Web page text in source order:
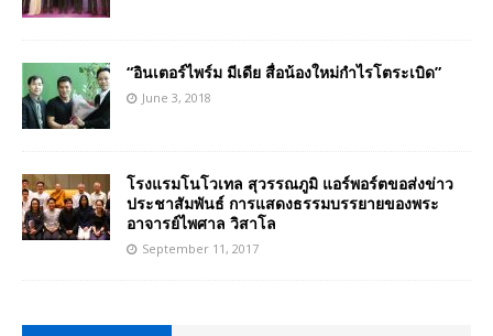
“อินเตอร์ไพร์ม มีเดีย สื่อน้องใหม่กำไรโตระเบิด”
June 3, 2018
โรงแรมโนโวเทล สุวรรณภูมิ แอร์พอร์ตขอส่งข่าว
ประชาสัมพันธ์ การแสดงธรรมบรรยายของพระ
อาจารย์ไพศาล วิสาโล
September 11, 2017